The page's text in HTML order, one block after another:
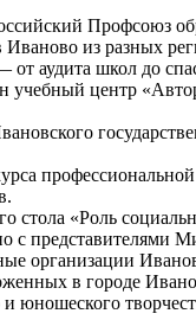
Профсоюз
Иваново из разных
аудита школ до
центр
стола «Роль
с представителями
организации
в городе
и юношеского